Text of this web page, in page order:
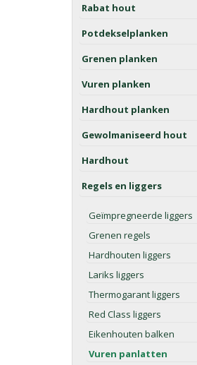
Rabat hout
Potdekselplanken
Grenen planken
Vuren planken
Hardhout planken
Gewolmaniseerd hout
Hardhout
Regels en liggers
Geïmpregneerde liggers
Grenen regels
Hardhouten liggers
Lariks liggers
Thermogarant liggers
Red Class liggers
Eikenhouten balken
Vuren panlatten